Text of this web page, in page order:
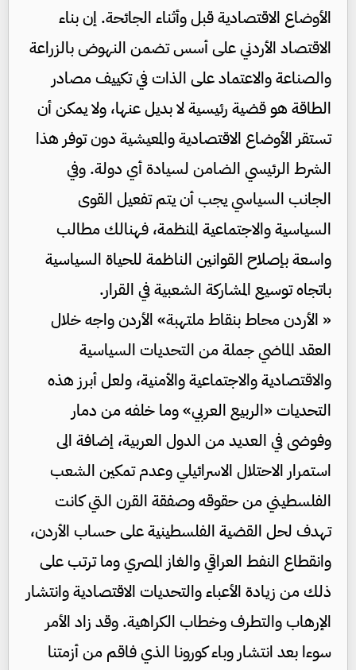
الأوضاع الاقتصادية قبل وأثناء الجائحة. إن بناء
الاقتصاد الأردني على أسس تضمن النهوض بالزراعة
والصناعة والاعتماد على الذات في تكييف مصادر
الطاقة هو قضية رئيسية لا بديل عنها، ولا يمكن أن
تستقر الأوضاع الاقتصادية والمعيشية دون توفر هذا
الشرط الرئيسي الضامن لسيادة أي دولة. وفي
الجانب السياسي يجب أن يتم تفعيل القوى
السياسية والاجتماعية المنظمة، فهنالك مطالب
واسعة بإصلاح القوانين الناظمة للحياة السياسية
باتجاه توسيع المشاركة الشعبية في القرار.
« الأردن محاط بنقاط ملتهبة» الأردن واجه خلال
العقد الماضي جملة من التحديات السياسية
والاقتصادية والاجتماعية والأمنية، ولعل أبرز هذه
التحديات «الربيع العربي» وما خلفه من دمار
وفوضى في العديد من الدول العربية، إضافة الى
استمرار الاحتلال الاسرائيلي وعدم تمكين الشعب
الفلسطيني من حقوقه وصفقة القرن التي كانت
تهدف لحل القضية الفلسطينية على حساب الأردن،
وانقطاع النفط العراقي والغاز المصري وما ترتب على
ذلك من زيادة الأعباء والتحديات الاقتصادية وانتشار
الإرهاب والتطرف وخطاب الكراهية. وقد زاد الأمر
سوءا بعد انتشار وباء كورونا الذي فاقم من أزمتنا